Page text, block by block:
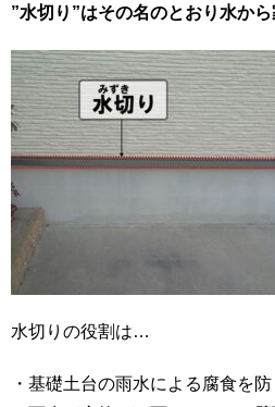
”水切り”はその名のとおり水か
水切りの役割は…
・基礎土台の雨水による腐食を防